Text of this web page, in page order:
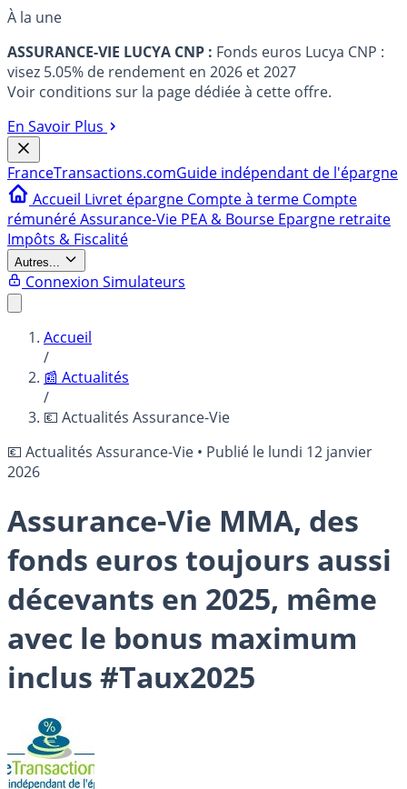
À la une
ASSURANCE-VIE LUCYA CNP : Fonds euros Lucya CNP :
visez 5.05% de rendement en 2026 et 2027
Voir conditions sur la page dédiée à cette offre.
En Savoir Plus
FranceTransactions.comGuide indépendant de l'épargne
Accueil Livret épargne Compte à terme Compte
rémunéréAssurance-Vie PEA & Bourse Epargne retraite
Impôts & Fiscalité
Autres...
Connexion Simulateurs
Accueil
/
📰 Actualités
/
💶 Actualités Assurance-Vie
💶 Actualités Assurance-Vie • Publié le lundi 12 janvier
2026
Assurance-Vie MMA, des
fonds euros toujours aussi
décevants en 2025, même
avec le bonus maximum
inclus #Taux2025